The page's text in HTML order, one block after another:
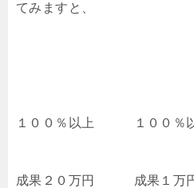
てみますと、
１００％以上 １００％
成果２０万円 成果１万